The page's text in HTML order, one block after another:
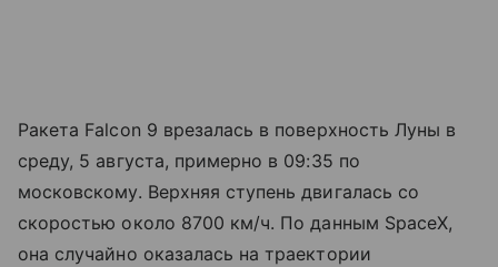
Ракета Falcon 9 врезалась в поверхность Луны в
среду, 5 августа, примерно в 09:35 по
московскому. Верхняя ступень двигалась со
скоростью около 8700 км/ч. По данным SpaceX,
она случайно оказалась на траектории